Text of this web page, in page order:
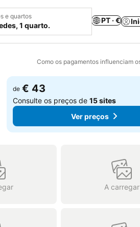
e quartos
1 quarto.
PT · €
Como os pagamentos influenciam
aos favoritos
de € 43
Consulte os preços de15 sites
Ver preços
A carregar